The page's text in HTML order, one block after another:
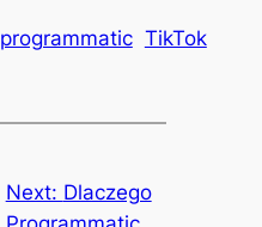
programmatic TikTok
Next: Dlaczego